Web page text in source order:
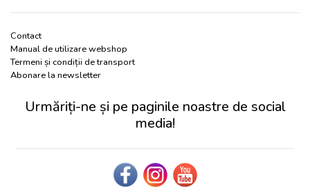
Contact
Manual de utilizare webshop
Termeni și condiții de transport
Abonare la newsletter
Urmăriți-ne și pe paginile noastre de social
media!